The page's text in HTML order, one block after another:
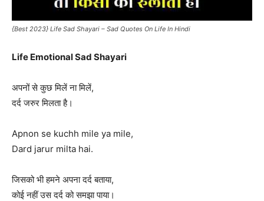
{Best 2023} Life Sad Shayari – Sad Quotes On Life In Hindi
Life Emotional Sad Shayari
अपनों से कुछ मिलें ना मिलें,
दर्द जरुर मिलता है।
Apnon se kuchh mile ya mile,
Dard jarur milta hai.
जिसको भी हमने अपना दर्द बताया,
कोई नहीं उस दर्द को समझा पाया।